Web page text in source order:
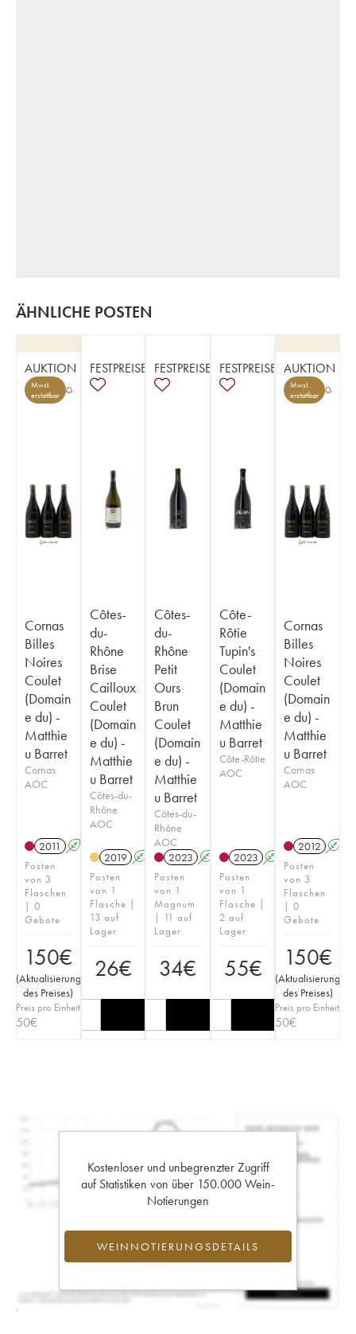
ÄHNLICHE POSTEN
AUKTION
Mwst.
erstattbar
Cornas
Billes
Noires
Coulet
(Domain
e du) -
Matthie
u Barret
Cornas
AOC
2011 A
Posten
von 3
Flaschen
| 0
Gebote
150€
(Aktualisierung
des Preises)
Preis pro Einheit
50€
FESTPREISE
Côtes-
du-
Rhône
Brise
Cailloux
Coulet
(Domain
e du) -
Matthie
u Barret
Côtes-du-
Rhône
AOC
2019 A S
Posten
von 1
Flasche |
13 auf
Lager
26€
FESTPREISE
Côtes-
du-
Rhône
Petit
Ours
Brun
Coulet
(Domain
e du) -
Matthie
u Barret
Côtes-du-
Rhône
AOC
2023 A S
Posten
von 1
Magnum
| 11 auf
Lager
34€
FESTPREISE
Côte-
Rôtie
Tupin's
Coulet
(Domain
e du) -
Matthie
u Barret
Côte-Rôtie
AOC
2023 A
Posten
von 1
Flasche |
2 auf
Lager
55€
AUKTION
Mwst.
erstattbar
Cornas
Billes
Noires
Coulet
(Domain
e du) -
Matthie
u Barret
Cornas
AOC
2012 A
Posten
von 3
Flaschen
| 0
Gebote
150€
(Aktualisierung
des Preises)
Preis pro Einheit
50€
Kostenloser und unbegrenzter Zugriff
auf Statistiken von über 150.000 Wein-
Notierungen
WEINNOTIERUNGSDETAILS